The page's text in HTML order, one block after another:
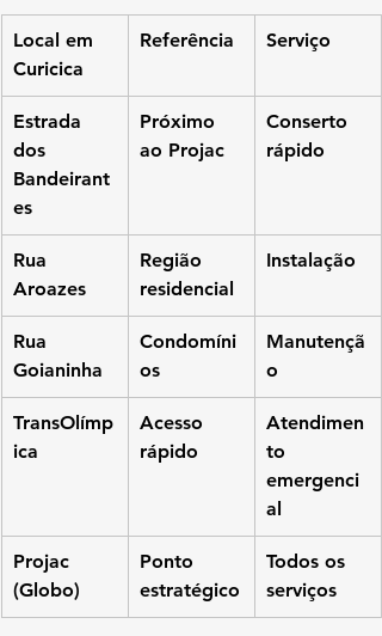
Local em
Curicica
Referência Serviço
Estrada
dos
Bandeirant
es
Próximo
ao Projac
Conserto
rápido
Rua
Aroazes
Região
residencial
Instalação
Rua
Goianinha
Condomíni
os
Manutençã
o
TransOlímp
ica
Acesso
rápido
Atendimen
to
emergenci
al
Projac
(Globo)
Ponto
estratégico
Todos os
serviços